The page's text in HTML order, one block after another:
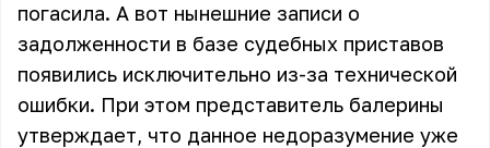
погасила. А вот нынешние записи о
задолженности в базе судебных приставов
появились исключительно из-за технической
ошибки. При этом представитель балерины
утверждает, что данное недоразумение уже